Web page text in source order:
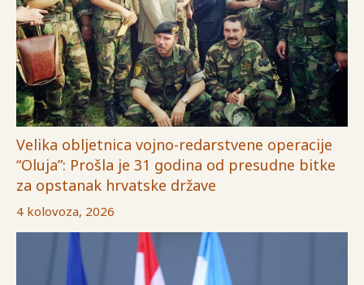
Velika obljetnica vojno-redarstvene operacije
“Oluja”: Prošla je 31 godina od presudne bitke
za opstanak hrvatske države
4 kolovoza, 2026